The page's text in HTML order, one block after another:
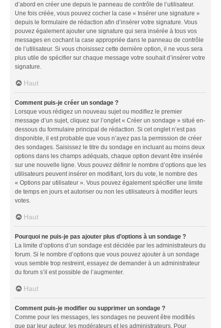
d’abord en créer une depuis le panneau de contrôle de l’utilisateur.
Une fois créée, vous pouvez cocher la case « Insérer une signature »
depuis le formulaire de rédaction afin d’insérer votre signature. Vous
pouvez également ajouter une signature qui sera insérée à tous vos
messages en cochant la case appropriée dans le panneau de contrôle
de l’utilisateur. Si vous choisissez cette dernière option, il ne vous sera
plus utile de spécifier sur chaque message votre souhait d’insérer votre
signature.
Haut
Comment puis-je créer un sondage ?
Lorsque vous rédigez un nouveau sujet ou modifiez le premier
message d’un sujet, cliquez sur l’onglet « Créer un sondage » situé en-
dessous du formulaire principal de rédaction. Si cet onglet n’est pas
disponible, il est probable que vous n’ayez pas la permission de créer
des sondages. Saisissez le titre du sondage en incluant au moins deux
options dans les champs adéquats, chaque option devant être insérée
sur une nouvelle ligne. Vous pouvez définir le nombre d’options que les
utilisateurs peuvent insérer en modifiant, lors du vote, le nombre des
« Options par utilisateur ». Vous pouvez également spécifier une limite
de temps en jours et autoriser ou non les utilisateurs à modifier leurs
votes.
Haut
Pourquoi ne puis-je pas ajouter plus d’options à un sondage ?
La limite d’options d’un sondage est décidée par les administrateurs du
forum. Si le nombre d’options que vous pouvez ajouter à un sondage
vous semble trop restreint, essayez de demander à un administrateur
du forum s’il est possible de l’augmenter.
Haut
Comment puis-je modifier ou supprimer un sondage ?
Comme pour les messages, les sondages ne peuvent être modifiés
que par leur auteur, les modérateurs et les administrateurs. Pour